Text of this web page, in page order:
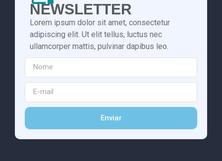
NEWSLETTER
Lorem ipsum dolor sit amet, consectetur
adipiscing elit. Ut elit tellus, luctus nec
ullamcorper mattis, pulvinar dapibus leo.
Enviar